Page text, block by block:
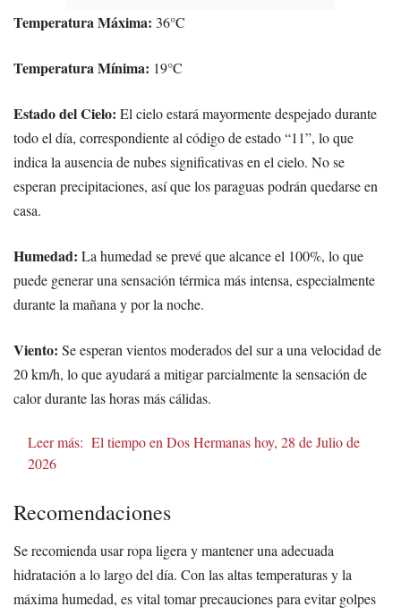
Temperatura Máxima: 36°C
Temperatura Mínima: 19°C
Estado del Cielo: El cielo estará mayormente despejado durante
todo el día, correspondiente al código de estado “11”, lo que
indica la ausencia de nubes significativas en el cielo. No se
esperan precipitaciones, así que los paraguas podrán quedarse en
casa.
Humedad: La humedad se prevé que alcance el 100%, lo que
puede generar una sensación térmica más intensa, especialmente
durante la mañana y por la noche.
Viento: Se esperan vientos moderados del sur a una velocidad de
20 km/h, lo que ayudará a mitigar parcialmente la sensación de
calor durante las horas más cálidas.
Leer más: El tiempo en Dos Hermanas hoy, 28 de Julio de
2026
Recomendaciones
Se recomienda usar ropa ligera y mantener una adecuada
hidratación a lo largo del día. Con las altas temperaturas y la
máxima humedad, es vital tomar precauciones para evitar golpes